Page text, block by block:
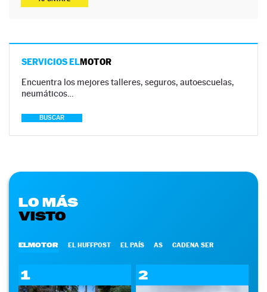
SERVICIOS ELMOTOR
Encuentra los mejores talleres, seguros, autoescuelas,
neumáticos…
BUSCAR
LO MÁS
VISTO
ELMOTOR EL HUFFPOST EL PAÍS AS CADENA SER
1 2